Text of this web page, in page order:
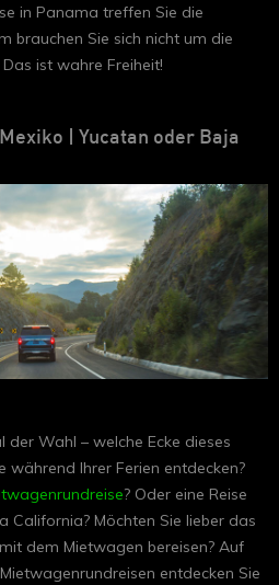
in Panama treffen Sie die
brauchen Sie sich nicht um die
ist wahre Freiheit!
| Yucatan oder Baja
der Wahl – welche Ecke dieses
während Ihrer Ferien entdecken?
? Oder eine Reise
California? Möchten Sie lieber das
dem Mietwagen bereisen? Auf
entdecken Sie